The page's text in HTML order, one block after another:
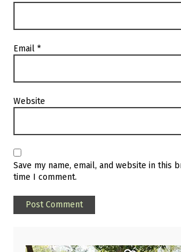
Email*
Website
Save my name, email, and website in this
time I comment.